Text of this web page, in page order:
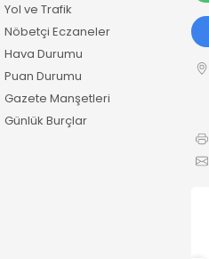
Yol ve Trafik
Nöbetçi Eczaneler
Hava Durumu
Puan Durumu
Gazete Manşetleri
Günlük Burçlar